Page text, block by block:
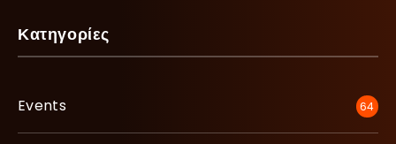
Κατηγορίες
Events 64